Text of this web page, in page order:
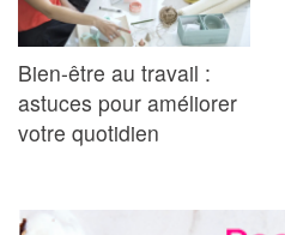
Bien-être au travail :
astuces pour améliorer
votre quotidien